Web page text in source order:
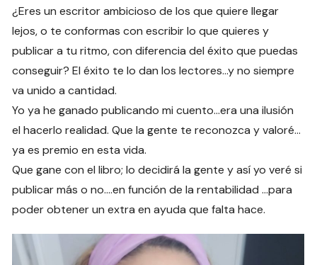
¿Eres un escritor ambicioso de los que quiere llegar
lejos, o te conformas con escribir lo que quieres y
publicar a tu ritmo, con diferencia del éxito que puedas
conseguir? El éxito te lo dan los lectores…y no siempre
va unido a cantidad.
Yo ya he ganado publicando mi cuento…era una ilusión
el hacerlo realidad. Que la gente te reconozca y valoré…
ya es premio en esta vida.
Que gane con el libro; lo decidirá la gente y así yo veré si
publicar más o no.…en función de la rentabilidad …para
poder obtener un extra en ayuda que falta hace.